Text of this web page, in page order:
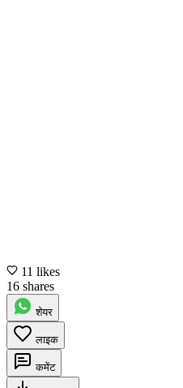
11 likes
16 shares
शेयर
लाइक
कमेंट